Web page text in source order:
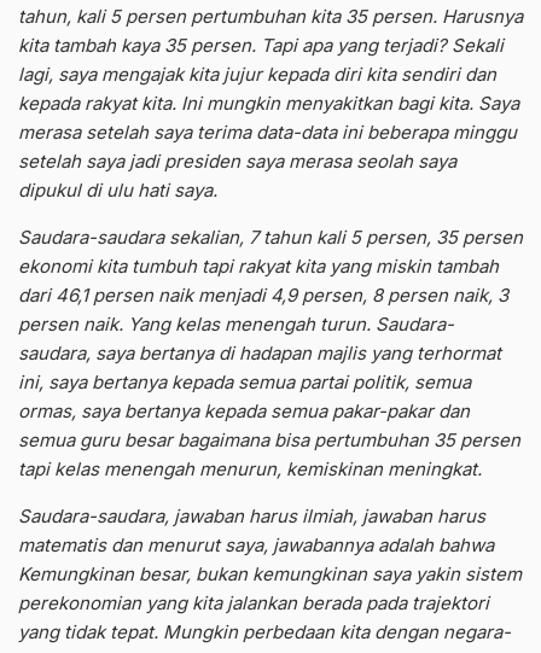
tahun, kali 5 persen pertumbuhan kita 35 persen. Harusnya
kita tambah kaya 35 persen. Tapi apa yang terjadi? Sekali
lagi, saya mengajak kita jujur kepada diri kita sendiri dan
kepada rakyat kita. Ini mungkin menyakitkan bagi kita. Saya
merasa setelah saya terima data-data ini beberapa minggu
setelah saya jadi presiden saya merasa seolah saya
dipukul di ulu hati saya.
Saudara-saudara sekalian, 7 tahun kali 5 persen, 35 persen
ekonomi kita tumbuh tapi rakyat kita yang miskin tambah
dari 46,1 persen naik menjadi 4,9 persen, 8 persen naik, 3
persen naik. Yang kelas menengah turun. Saudara-
saudara, saya bertanya di hadapan majlis yang terhormat
ini, saya bertanya kepada semua partai politik, semua
ormas, saya bertanya kepada semua pakar-pakar dan
semua guru besar bagaimana bisa pertumbuhan 35 persen
tapi kelas menengah menurun, kemiskinan meningkat.
Saudara-saudara, jawaban harus ilmiah, jawaban harus
matematis dan menurut saya, jawabannya adalah bahwa
Kemungkinan besar, bukan kemungkinan saya yakin sistem
perekonomian yang kita jalankan berada pada trajektori
yang tidak tepat. Mungkin perbedaan kita dengan negara-